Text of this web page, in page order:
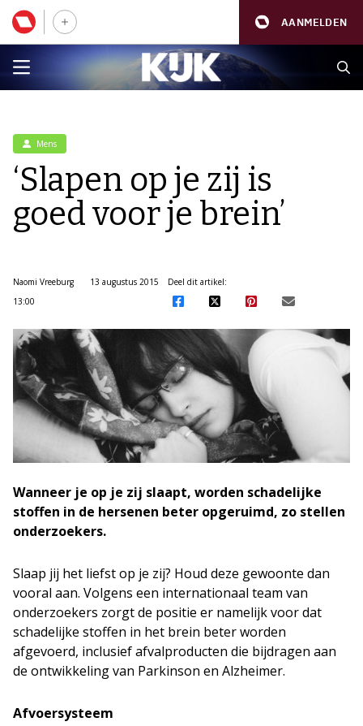
AANMELDEN
Mens
‘Slapen op je zij is
goed voor je brein’
Naomi Vreeburg
13 augustus 2015
13:00
Deel dit artikel:
Wanneer je op je zij slaapt, worden schadelijke
stoffen in de hersenen beter opgeruimd, zo stellen
onderzoekers.
Slaap jij het liefst op je zij? Houd deze gewoonte dan
vooral aan. Volgens een internationaal team van
onderzoekers zorgt de positie er namelijk voor dat
schadelijke stoffen in het brein beter worden
afgevoerd, inclusief afvalproducten die bijdragen aan
de ontwikkeling van Parkinson en Alzheimer.
Afvoersysteem